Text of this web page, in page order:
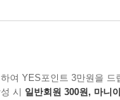
여 YES포인트 3만원을 드
시 일반회원 300원, 마니